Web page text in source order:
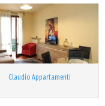
Claudio Appartamenti